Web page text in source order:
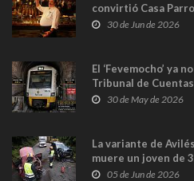
convirtió Casa
en Madrid
30 de Jun de 2026
El ‘Fevemocho’ ya
Tribunal de
sobrecoste de los
30 de May de 2026
La variante de
muere un joven de
frontal
05 de Jun de 2026